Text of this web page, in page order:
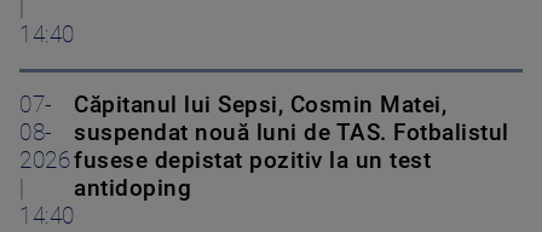
14:40
07-
08-
2026
14:40
Căpitanul lui Sepsi, Cosmin Matei,
suspendat nouă luni de TAS. Fotbalistul
fusese depistat pozitiv la un test
antidoping